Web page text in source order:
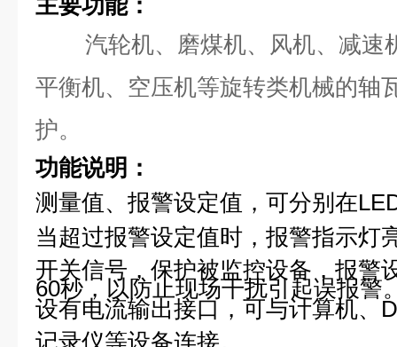
主要功能：
汽轮机、磨煤机、风机、减速
平衡机、空压机等旋转类机械的
护。
功能说明：
测量值、报警设定值，可分别在
当超过报警设定值时，报警指示灯
开关信号，保护被监控设备，报警
60秒，以防止现场干扰引起误报警
设有电流输出接口，可与计算机、
记录仪等设备连接。